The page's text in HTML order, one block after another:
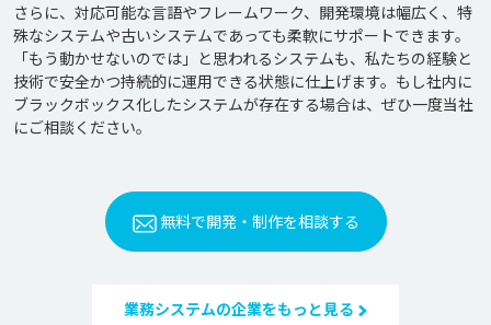
さらに、対応可能な言語やフレームワーク、開発環境は幅広く、特
殊なシステムや古いシステムであっても柔軟にサポートできます。
「もう動かせないのでは」と思われるシステムも、私たちの経験と
技術で安全かつ持続的に運用できる状態に仕上げます。もし社内に
ブラックボックス化したシステムが存在する場合は、ぜひ一度当社
無料で開発・制作を相談する
業務システムの企業をもっと見る